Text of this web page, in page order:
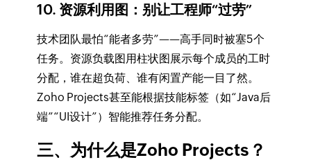
10. 资源利用图：别让工程师“过劳”
技术团队最怕“能者多劳”——高手同时被塞5个
任务。资源负载图用柱状图展示每个成员的工时
分配，谁在超负荷、谁有闲置产能一目了然。
Zoho Projects甚至能根据技能标签（如“Java后
端”“UI设计”）智能推荐任务分配。
三、为什么是Zoho Projects？